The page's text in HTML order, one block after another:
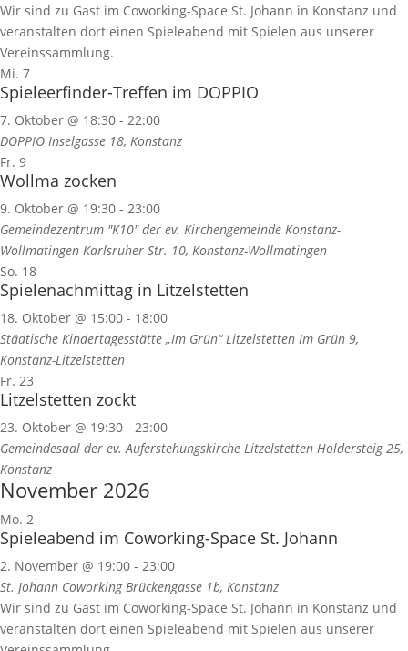
Wir sind zu Gast im Coworking-Space St. Johann in Konstanz und
veranstalten dort einen Spieleabend mit Spielen aus unserer
Vereinssammlung.
Mi. 7
Spieleerfinder-Treffen im DOPPIO
7. Oktober @ 18:30 - 22:00
DOPPIO Inselgasse 18, Konstanz
Fr. 9
Wollma zocken
9. Oktober @ 19:30 - 23:00
Gemeindezentrum "K10" der ev. Kirchengemeinde Konstanz-
Wollmatingen Karlsruher Str. 10, Konstanz-Wollmatingen
So. 18
Spielenachmittag in Litzelstetten
18. Oktober @ 15:00 - 18:00
Städtische Kindertagesstätte „Im Grün“ Litzelstetten Im Grün 9,
Konstanz-Litzelstetten
Fr. 23
Litzelstetten zockt
23. Oktober @ 19:30 - 23:00
Gemeindesaal der ev. Auferstehungskirche Litzelstetten Holdersteig 25,
Konstanz
November 2026
Mo. 2
Spieleabend im Coworking-Space St. Johann
2. November @ 19:00 - 23:00
St. Johann Coworking Brückengasse 1b, Konstanz
Wir sind zu Gast im Coworking-Space St. Johann in Konstanz und
veranstalten dort einen Spieleabend mit Spielen aus unserer